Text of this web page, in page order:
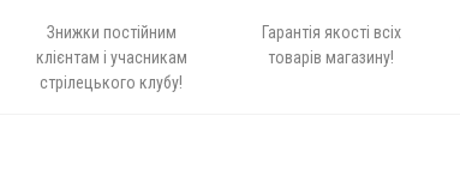
Знижки постійним
клієнтам і учасникам
стрілецького клубу!
Гарантія якості всіх
товарів магазину!